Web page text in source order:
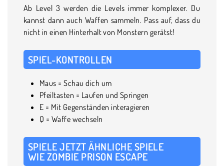
Ab Level 3 werden die Levels immer komplexer. Du
kannst dann auch Waffen sammeln. Pass auf, dass du
nicht in einen Hinterhalt von Monstern gerätst!
SPIEL-KONTROLLEN
Maus = Schau dich um
Pfeiltasten = Laufen und Springen
E = Mit Gegenständen interagieren
Q = Waffe wechseln
SPIELE JETZT ÄHNLICHE SPIELE
WIE ZOMBIE PRISON ESCAPE